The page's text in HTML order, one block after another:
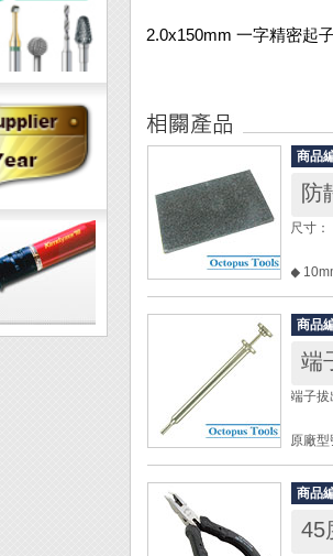
2.0x150mm 一字精密起
商品
防
尺寸
◆
◆
◆ 表
商品
端
端子
原廠
全長
管外
管內
套管
商品
45